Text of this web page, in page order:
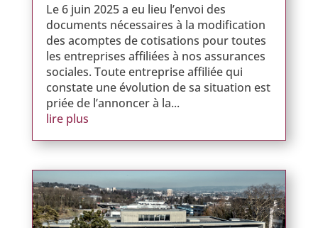
Le 6 juin 2025 a eu lieu l’envoi des
documents nécessaires à la modification
des acomptes de cotisations pour toutes
les entreprises affiliées à nos assurances
sociales. Toute entreprise affiliée qui
constate une évolution de sa situation est
priée de l’annoncer à la...
lire plus